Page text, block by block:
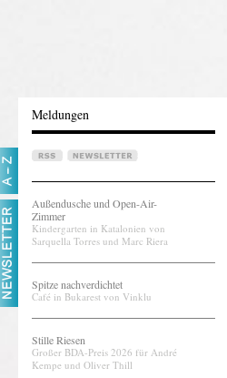
Meldungen
Außendusche und Open-Air-
Zimmer
Kindergarten in Katalonien von
Sarquella Torres und Marc Riera
Spitze nachverdichtet
Café in Bukarest von Vinklu
Stille Riesen
Großer BDA-Preis 2026 für André
Kempe und Oliver Thill